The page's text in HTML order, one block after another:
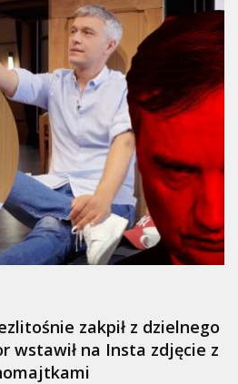
Partia
Potrzebowała
Podpisów
zakpił z dzielnego
wstawił na Insta zdjęcie z